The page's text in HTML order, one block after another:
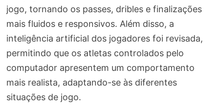
jogo, tornando os passes, dribles e finalizações
mais fluidos e responsivos. Além disso, a
inteligência artificial dos jogadores foi revisada,
permitindo que os atletas controlados pelo
computador apresentem um comportamento
mais realista, adaptando-se às diferentes
situações de jogo.